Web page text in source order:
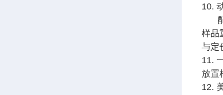
10.
配
样品
与定
11.
放置
12.